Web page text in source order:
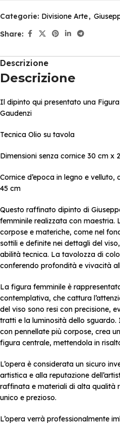
Categorie: Divisione Arte,
Share:
Descrizione
Descrizione
Il dipinto qui presentato una
Gaudenzi
Tecnica Olio su tavola
Dimensioni senza cornice 30 cm x
Cornice d’epoca in legno e
45 cm
Questo raffinato dipinto di
femminile realizzata con maestria.
corpose e materiche, come nel
sottili e definite nei dettagli del
abilità tecnica. La tavolozza di
conferendo profondità e vivacità
La figura femminile è
contemplativa, che cattura
del viso sono resi con precisione,
tratti e la luminosità dello
con pennellate più corpose, crea
figura centrale, mettendola in
L’opera è considerata un sicuro
artistica e alla reputazione
raffinata e materiali di alta qualità
unico e prezioso.
L’opera verrà professionalmente